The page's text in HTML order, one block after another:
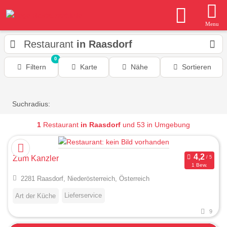
Menu
Restaurant in Raasdorf
Filtern
0
Karte Nähe Sortieren
Suchradius:
1 Restaurant in Raasdorf und 53 in Umgebung
Zum Kanzler
1 Bew.
2281 Raasdorf, Niederösterreich, Österreich
Art der Küche Lieferservice
9